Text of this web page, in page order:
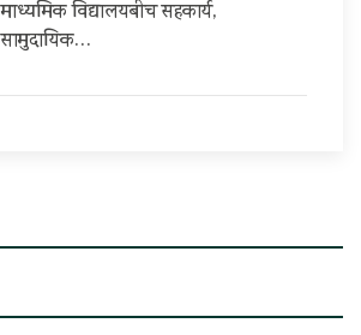
माध्यमिक विद्यालयबीच सहकार्य,
सामुदायिक…